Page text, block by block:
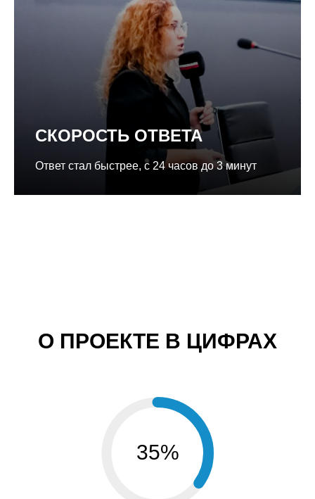
СКОРОСТЬ ОТВЕТА
Ответ стал быстрее, с 24 часов до 3 минут
О ПРОЕКТЕ В ЦИФРАХ
35%